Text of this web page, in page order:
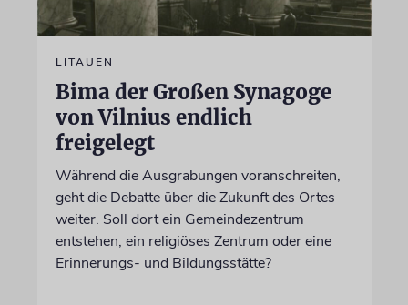
LITAUEN
Bima der Großen Synagoge
von Vilnius endlich
freigelegt
Während die Ausgrabungen voranschreiten,
geht die Debatte über die Zukunft des Ortes
weiter. Soll dort ein Gemeindezentrum
entstehen, ein religiöses Zentrum oder eine
Erinnerungs- und Bildungsstätte?